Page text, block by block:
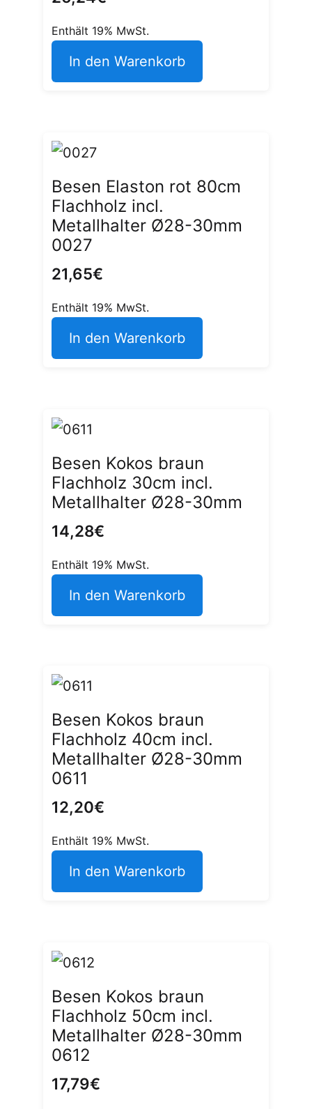
Enthält 19% MwSt.
In den Warenkorb
Besen Elaston rot 80cm
Flachholz incl.
Metallhalter Ø28-30mm
0027
21,65€
Enthält 19% MwSt.
In den Warenkorb
Besen Kokos braun
Flachholz 30cm incl.
Metallhalter Ø28-30mm
14,28€
Enthält 19% MwSt.
In den Warenkorb
Besen Kokos braun
Flachholz 40cm incl.
Metallhalter Ø28-30mm
0611
12,20€
Enthält 19% MwSt.
In den Warenkorb
Besen Kokos braun
Flachholz 50cm incl.
Metallhalter Ø28-30mm
0612
17,79€